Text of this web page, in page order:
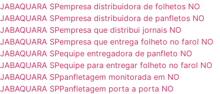
JABAQUARA SPempresa distribuidora de folhetos NO
JABAQUARA SPempresa distribuidora de panfletos NO
JABAQUARA SPempresa que distribui jornais NO
JABAQUARA SPempresa que entrega folheto no farol NO
JABAQUARA SPequipe entregadora de panfleto NO
JABAQUARA SPequipe para entregar folheto no farol NO
JABAQUARA SPpanfletagem monitorada em NO
JABAQUARA SPPanfletagem porta a porta NO